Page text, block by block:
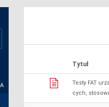
Tytuł
Testy FAT
cych,